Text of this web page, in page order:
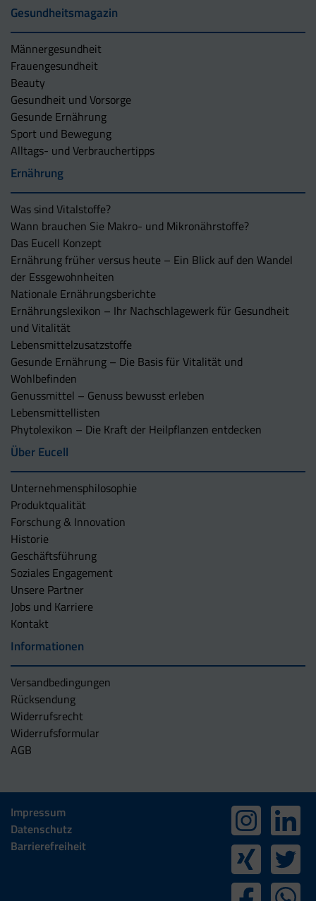
Gesundheitsmagazin
Männergesundheit
Frauengesundheit
Beauty
Gesundheit und Vorsorge
Gesunde Ernährung
Sport und Bewegung
Alltags- und Verbrauchertipps
Ernährung
Was sind Vitalstoffe?
Wann brauchen Sie Makro- und Mikronährstoffe?
Das Eucell Konzept
Ernährung früher versus heute – Ein Blick auf den Wandel
der Essgewohnheiten
Nationale Ernährungsberichte
Ernährungslexikon – Ihr Nachschlagewerk für Gesundheit
und Vitalität
Lebensmittelzusatzstoffe
Gesunde Ernährung – Die Basis für Vitalität und
Wohlbefinden
Genussmittel – Genuss bewusst erleben
Lebensmittellisten
Phytolexikon – Die Kraft der Heilpflanzen entdecken
Über Eucell
Unternehmens­philosophie
Produktqualität
Forschung & Innovation
Historie
Geschäftsführung
Soziales Engagement
Unsere Partner
Jobs und Karriere
Kontakt
Informationen
Versandbedingungen
Rücksendung
Widerrufsrecht
Widerrufsformular
AGB
Impressum
Datenschutz
Barrierefreiheit